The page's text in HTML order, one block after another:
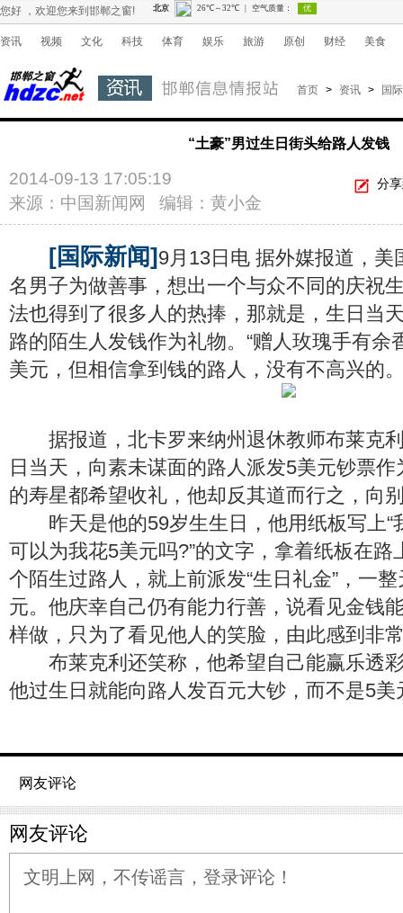
您好 ，欢迎您来到邯郸之窗!
资讯 视频 文化 科技 体育 娱乐 旅游 原创 财经 美食
首页 > 资讯 > 国际
“土豪”男过生日街头给路人发钱
分
2014-09-13 17:05:19
来源：中国新闻网 编辑：黄小金
[国际新闻] 9月13日电 据外媒报道，美
名男子为做善事，想出一个与众不同的庆祝
法也得到了很多人的热捧，那就是，生日当
路的陌生人发钱作为礼物。“赠人玫瑰手有余
美元，但相信拿到钱的路人，没有不高兴的
据报道，北卡罗来纳州退休教师布莱克
日当天，向素未谋面的路人派发5美元钞票
的寿星都希望收礼，他却反其道而行之，向
昨天是他的59岁生生日，他用纸板写上“
可以为我花5美元吗?”的文字，拿着纸板在路
个陌生过路人，就上前派发“生日礼金”，一
元。他庆幸自己仍有能力行善，说看见金钱
样做，只为了看见他人的笑脸，由此感到非
布莱克利还笑称，他希望自己能赢乐透
他过生日就能向路人发百元大钞，而不是5美
网友评论